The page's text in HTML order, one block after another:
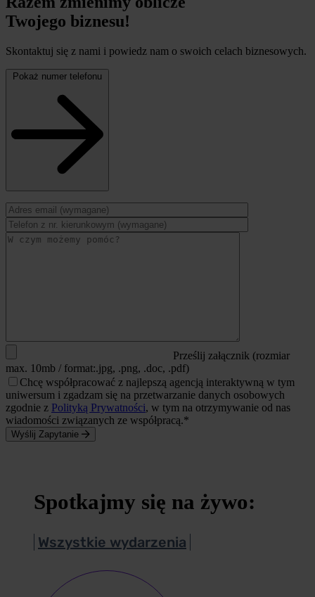
Twojego biznesu!
Skontaktuj się z nami i powiedz nam o swoich celach biznesowych.
Pokaż numer telefonu
Prześlij załącznik (rozmiar
max. 10mb / format:.jpg, .png, .doc, .pdf)
Chcę współpracować z najlepszą agencją interaktywną w tym
uniwersum i zgadzam się na przetwarzanie danych osobowych
zgodnie z Polityką Prywatności, w tym na otrzymywanie od nas
wiadomości związanych ze współpracą.*
Wyślij Zapytanie
Spotkajmy się na żywo:
Wszystkie wydarzenia